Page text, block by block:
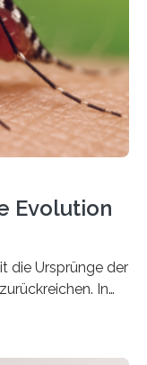
Einige Arten
Geflechte
ist: Die
Evolution
die Ursprünge der
In
Stechmücken-